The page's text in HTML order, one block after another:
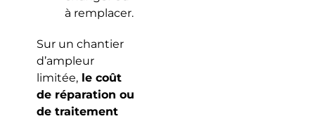
à remplacer.
Sur un chantier
d’ampleur
limitée,le coût
de réparation ou
de traitement